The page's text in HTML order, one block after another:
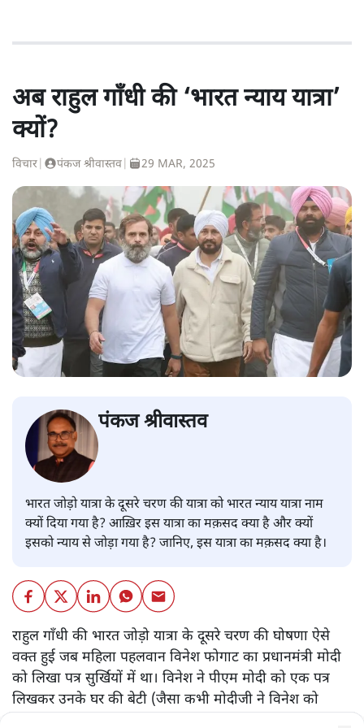
अब राहुल गाँधी की ‘भारत न्याय यात्रा’
क्यों?
विचार पंकज श्रीवास्तव 29 MAR, 2025
पंकज श्रीवास्तव
भारत जोड़ो यात्रा के दूसरे चरण की यात्रा को भारत न्याय यात्रा नाम
क्यों दिया गया है? आख़िर इस यात्रा का मक़सद क्या है और क्यों
इसको न्याय से जोड़ा गया है? जानिए, इस यात्रा का मक़सद क्या है।
राहुल गाँधी की भारत जोड़ो यात्रा के दूसरे चरण की घोषणा ऐसे
वक्त हुई जब महिला पहलवान विनेश फोगाट का प्रधानमंत्री मोदी
को लिखा पत्र सुर्खियों में था। विनेश ने पीएम मोदी को एक पत्र
लिखकर उनके घर की बेटी (जैसा कभी मोदीजी ने विनेश को